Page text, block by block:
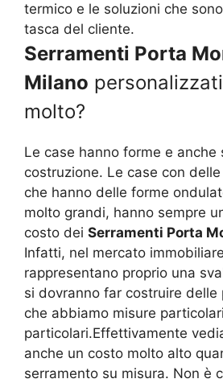
termico e le soluzioni che
tasca del cliente.
Serramenti Porta
Milano
molto?
Le case hanno forme e anche
costruzione. Le case con
che hanno delle forme
molto grandi, hanno sempre
costo dei Serramenti Porta
Infatti, nel mercato
rappresentano proprio una
si dovranno far costruire
che abbiamo misure
particolari.Effettivamente
anche un costo molto alto
serramento su misura. Non è